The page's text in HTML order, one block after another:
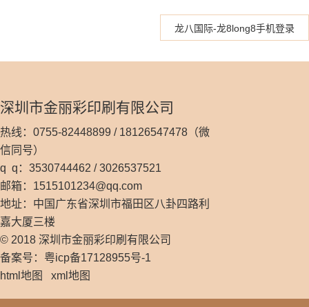
龙八国际-龙8long8手机登录
深圳市金丽彩印刷有限公司
热线：0755-82448899 / 18126547478（微
信同号）
q q：3530744462 / 3026537521
邮箱： 1515101234@qq.com
地址：中国广东省深圳市福田区八卦四路利
嘉大厦三楼
© 2018 深圳市金丽彩印刷有限公司
备案号：粤icp备17128955号-1
html地图
xml地图